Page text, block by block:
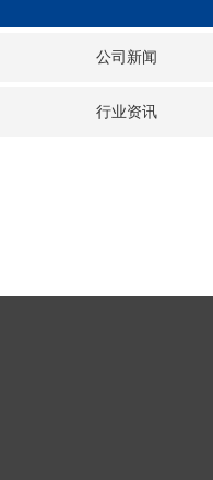
公司新闻
行业资讯